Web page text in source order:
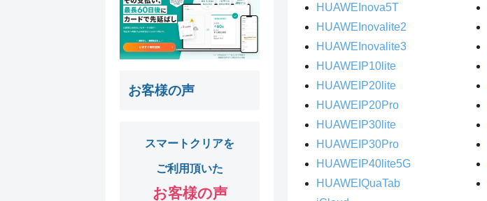
HUAWEInova5T
HUAWEInovalite2
HUAWEInovalite3
HUAWEIP10lite
HUAWEIP20lite
HUAWEIP20Pro
HUAWEIP30lite
HUAWEIP30Pro
HUAWEIP40lite5G
HUAWEIQuaTab
お客様の声
スマートクリアを
ご利用頂いた
お客様の声